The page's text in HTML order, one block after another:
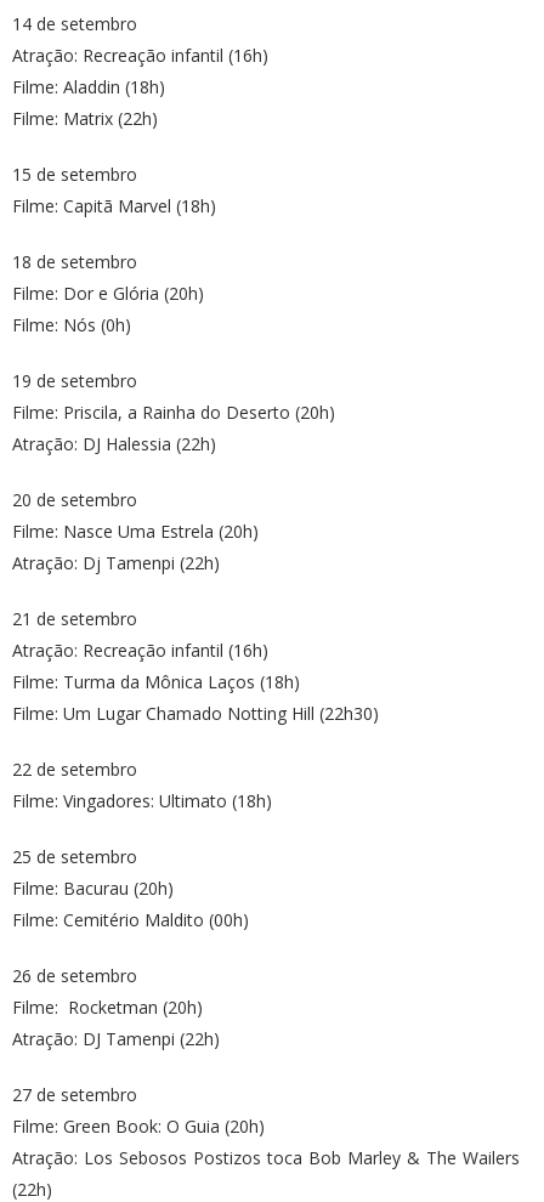
14 de setembro
Atração: Recreação infantil (16h)
Filme: Aladdin (18h)
Filme: Matrix (22h)
15 de setembro
Filme: Capitã Marvel (18h)
18 de setembro
Filme: Dor e Glória (20h)
Filme: Nós (0h)
19 de setembro
Filme: Priscila, a Rainha do Deserto (20h)
Atração: DJ Halessia (22h)
20 de setembro
Filme: Nasce Uma Estrela (20h)
Atração: Dj Tamenpi (22h)
21 de setembro
Atração: Recreação infantil (16h)
Filme: Turma da Mônica Laços (18h)
Filme: Um Lugar Chamado Notting Hill (22h30)
22 de setembro
Filme: Vingadores: Ultimato (18h)
25 de setembro
Filme: Bacurau (20h)
Filme: Cemitério Maldito (00h)
26 de setembro
Filme: Rocketman (20h)
Atração: DJ Tamenpi (22h)
27 de setembro
Filme: Green Book: O Guia (20h)
Atração: Los Sebosos Postizos toca Bob Marley & The Wailers
(22h)